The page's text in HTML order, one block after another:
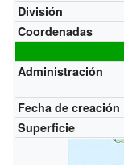
División
Coordenadas
Administración
Fecha de creación
Superficie